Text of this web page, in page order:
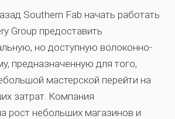
Southern Fab начать работать
Group предоставить
но доступную волоконно-
предназначенную для того,
мастерской перейти на
затрат. Компания
рост небольших магазинов и